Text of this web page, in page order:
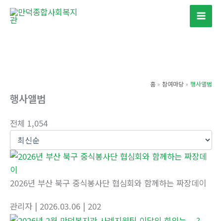
홈 참여마당 행사앨범
행사앨범
전체 1,054
2026년 부산 북구 중식봉사단 협심회와 함께하는 짜장데이
관리자 | 2026.03.06 | 202